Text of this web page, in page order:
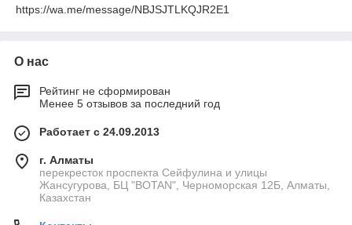
https://wa.me/message/NBJSJTLKQJR2E1
О нас
Рейтинг не сформирован
Менее 5 отзывов за последний год
Работает с 24.09.2013
г. Алматы
перекресток проспекта Сейфулина и улицы
Жансугурова, БЦ "BOTAN", Черноморская 12Б, Алматы,
Казахстан